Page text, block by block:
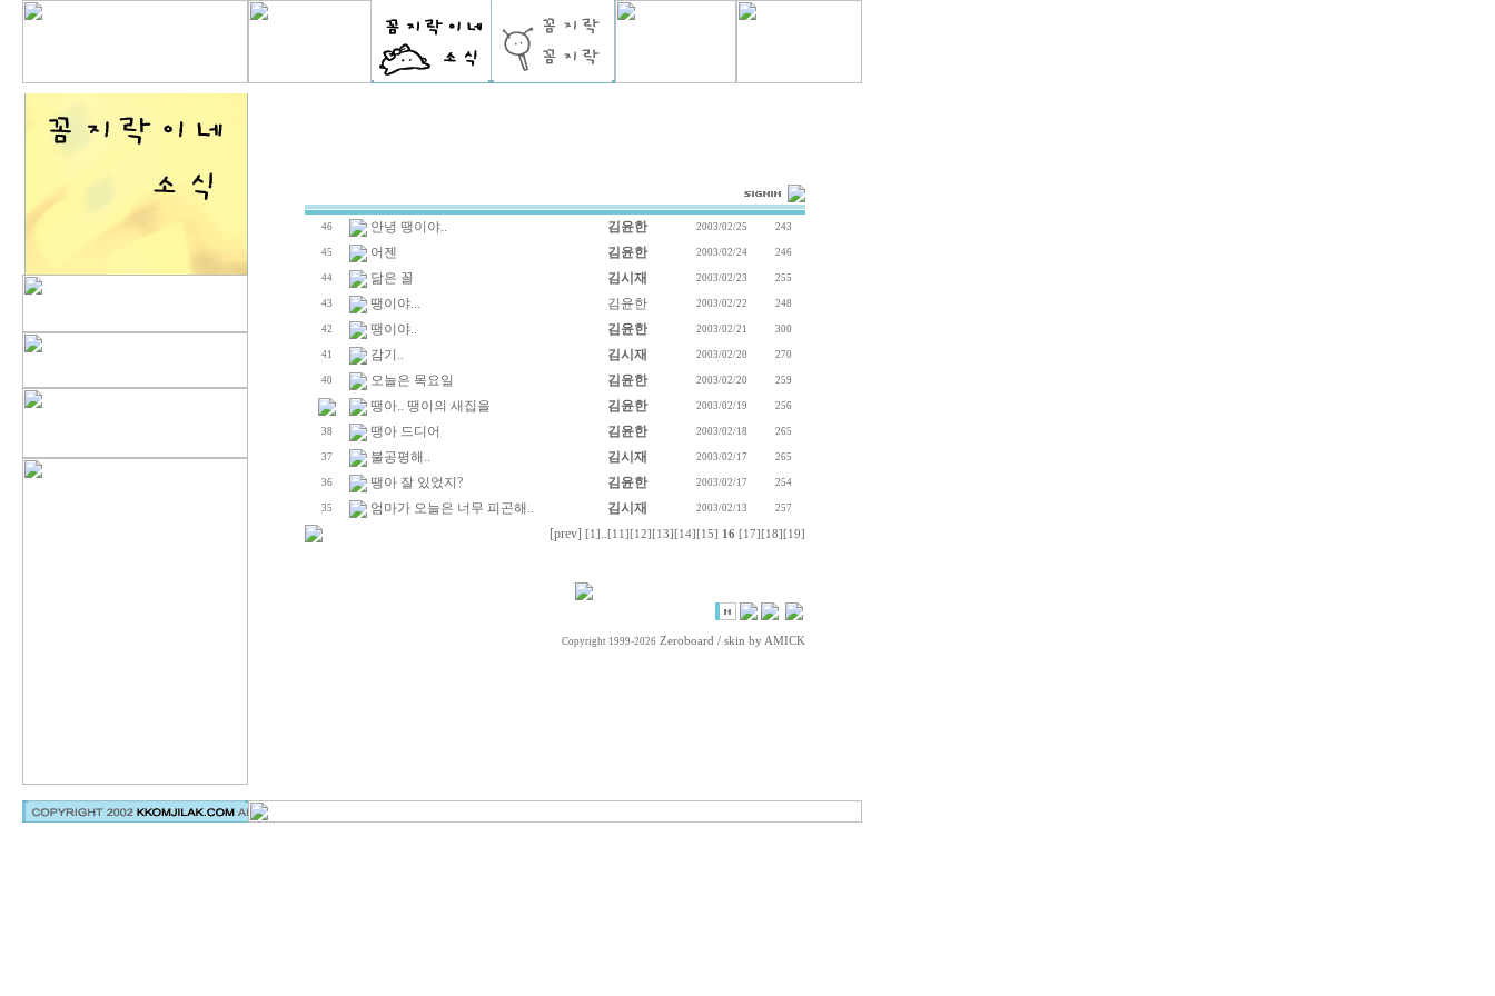
46 안녕 땡이야.. 김윤한 2003/02/25 243
45 어젠 김윤한 2003/02/24 246
44 닮은 꼴 김시재 2003/02/23 255
43 땡이야... 김윤한 2003/02/22 248
42 땡이야.. 김윤한 2003/02/21 300
41 감기.. 김시재 2003/02/20 270
40 오늘은 목요일 김윤한 2003/02/20 259
땡아.. 땡이의 새집을 김윤한 2003/02/19 256
38 땡아 드디어 김윤한 2003/02/18 265
37 불공평해.. 김시재 2003/02/17 265
36 땡아 잘 있었지? 김윤한 2003/02/17 254
35 엄마가 오늘은 너무 피곤해.. 김시재 2003/02/13 257
[prev] [1] [11] [12] [13] [14] [15] 16 [17] [18] [19]
Copyright 1999-2026 Zeroboard / skin by AMICK